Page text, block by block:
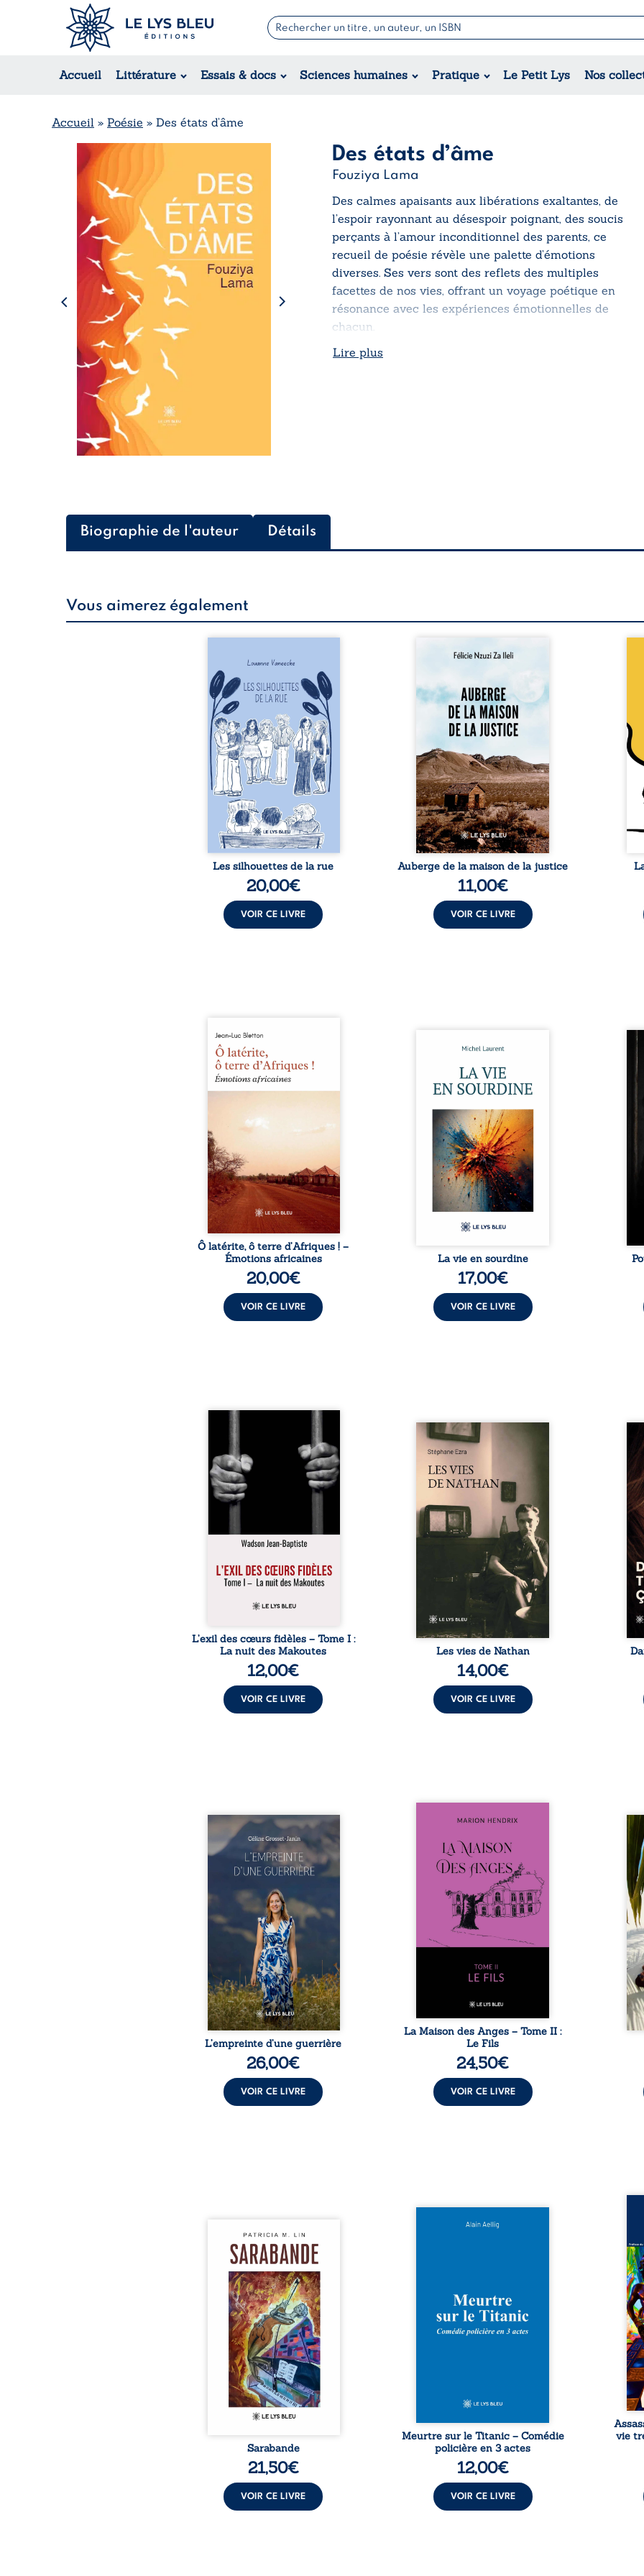
Accueil Littérature Essais & docs Sciences humaines Pratique Le Petit Lys Nos
Romans
Suspense / Thriller / Policier
Romance
Jeunesse
Théâtre
Accueil » Poésie » Des états d’âme
Des états d’âme
Fouziya Lama
Des calmes apaisants aux libérations exaltantes, de
l’espoir rayonnant au désespoir poignant, des soucis
perçants à l’amour inconditionnel des parents, ce
recueil de poésie révèle une palette d’émotions
diverses. Ses vers sont des reflets des multiples
facettes de nos vies, offrant un voyage poétique en
résonance avec les expériences émotionnelles de
chacun.
Lire plus
Biographie de l'auteur Détails
Vous aimerez également
donne la parole à six
personnages ordinaires,
traversés par des pensées, des
émotions et des silences qui
pourraient appartenir à
chacun de nous. À travers
leurs parcours, ce roman invite
à porter un regard différent
sur celles et ceux qui nous
entourent, à deviner ce qui se
cache derrière les apparences
et à s’ouvrir au fourmillement
sensible de notre ...
Les silhouettes de la rue
20,00€
VOIR CE LIVRE
Auberge de la maison de la
parcours exemplaire de Mbala
Zi Nkuaku Lema Félix.
Magistrat intègre, fervent
défenseur des droits humains
et de l’indépendance
judiciaire, il voit sa carrière de
trente-quatre ans brutalement
brisée par une révocation
arbitraire en 2009, plongeant
sa vie dans un chaos matériel
et moral. À ...
Auberge de la maison de la justice
11,00€
VOIR CE LIVRE
le
Ô latérite, ô terre d’Afriques !
est un hommage poétique et
authentique aux paysages, aux
rencontres et aux émotions
brutes d’un continent en
reconstruction, entre
souvenirs intimes – la pluie à
Namoungou, le baobab de
Zagtouli – aux portraits
marquants – Thomas Sankara,
Hamadoun Dicko, le Vieux
Biokou – l’auteur partage des
instantanés ...
Ô latérite, ô terre d’Afriques ! –
Émotions africaines
20,00€
VOIR CE LIVRE
Nina et Pierre se sont
presque par hasard, et se sont
aimés simplement, persuadés
que la présence de l’autre
suffirait. Ils mènent une
existence modeste, rythmée
par le travail, la fatigue et les
silences. La mort de la mère de
Nina, chez qui ils vivent,
fragilise un équilibre déjà
précaire. Puis vient la
naissance de leur enfant, et le
basculement. ...
La vie en sourdine
17,00€
VOIR CE LIVRE
la
ont
la
« Une nuit suffit parfois pour
briser une famille… mais
certaines fidélités traversent
les années. » Haïti, sous la
dictature des Duvalier. La peur
s’étend jusque dans les
villages les plus reculés. À
Bainet, Jean-Joël Joli mène une
existence paisible avec sa
famille. Chef de section
respecté, il refuse pourtant de
fermer les yeux sur l’injustice.
Mais, dans un ...
L’exil des cœurs fidèles – Tome I :
La nuit des Makoutes
12,00€
VOIR CE LIVRE
Les vies de Nathan est un
recueil de poésie né en trois
la première fois, Stéphane Ezra,
médium, a pu communiquer
avec son père, disparu depuis
plus de vingt ans et qu’il n’a
jamais connu. De ce dialogue
par-delà la mort naissent des
poèmes qui retracent une vie
marquée par la Seconde
Guerre mondiale, une identité
juive brisée, la guerre ...
Les vies de Nathan
14,00€
VOIR CE LIVRE
À
ce
Que reste-t-il de l’enfance
lorsque la maladie impose ses
propres règles ? L’empreinte
d’une guerrière livre, sans
détour, le récit d’un quotidien
bouleversé par la maladie
chronique, l’errance médicale
et de longues hospitalisations.
L’auteure y raconte ce que les
dossiers médicaux taisent : la
peur, l’isolement, l’épuisement
et le sentiment de ne pas ...
L’empreinte d’une guerrière
26,00€
VOIR CE LIVRE
Nous sommes en 1979, soit 15
patriarche Anatole-Eustache.
La famille devra affronter non
seulement un inconnu qui rôde
autour du domaine et dont
Firmin, le fidèle majordome,
redoute les visites, le passé
encombrant d’Anatole-
Eustache, la malédiction
familiale, mais aussi la toute-
puissance de Gauthier. Mais
comment dompter cet enfant
avant qu’il ...
La Maison des Anges – Tome II :
Le Fils
24,50€
VOIR CE LIVRE
Au
eux,
Aux chants crépitants de l’été,
Sous le silence ouaté de la
neige en hiver, Au cours de
nuits pâles, Dans la clarté
bienveillante de la lune, Rêves,
pensées, révoltes et espoirs…
Des mots s’assemblent, colorés,
rebelles aux règles de la
poésie, mais chantant en
rythme. Ils forment une
sarabande, passionnée souvent,
Sarabande
21,50€
VOIR CE LIVRE
Et si le naufrage n’avait pas
les profondeurs de l’Atlantique.
Sept décennies plus tard, la
découverte de l’épave fait
resurgir un secret que l’on
Meurtre sur le Titanic – Comédie
policière en 3 actes
12,00€
VOIR CE LIVRE
La
de
qui
vie